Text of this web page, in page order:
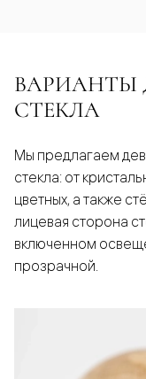
ВАРИАНТЫ
СТЕКЛА
Мы предлагаем
стекла: от
цветных, а также
лицевая сторона
включенном
прозрачной.